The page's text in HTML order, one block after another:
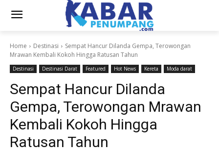
Home Destinasi
Sempat Hancur Dilanda Gempa, Terowongan
Mrawan Kembali Kokoh Hingga Ratusan Tahun
Destinasi Destinasi Darat Featured Hot News Kereta Moda darat
Sempat Hancur Dilanda
Gempa, Terowongan Mrawan
Kembali Kokoh Hingga
Ratusan Tahun